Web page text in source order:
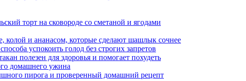
торт на сковороде со сметаной и ягодами
колой и ананасом, которые сделают шашлык сочнее
успокоить голод без строгих запретов
полезен для здоровья и помогает похудеть
домашнего ужина
пирога и проверенный домашний рецепт